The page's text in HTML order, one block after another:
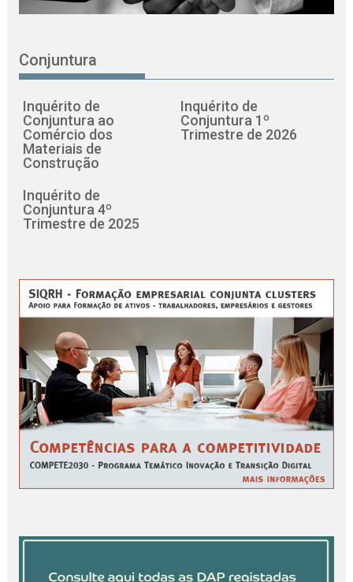
Conjuntura
Inquérito de
Conjuntura ao
Comércio dos
Materiais de
Construção
Inquérito de
Conjuntura 1º
Trimestre de 2026
Inquérito de
Conjuntura 4º
Trimestre de 2025